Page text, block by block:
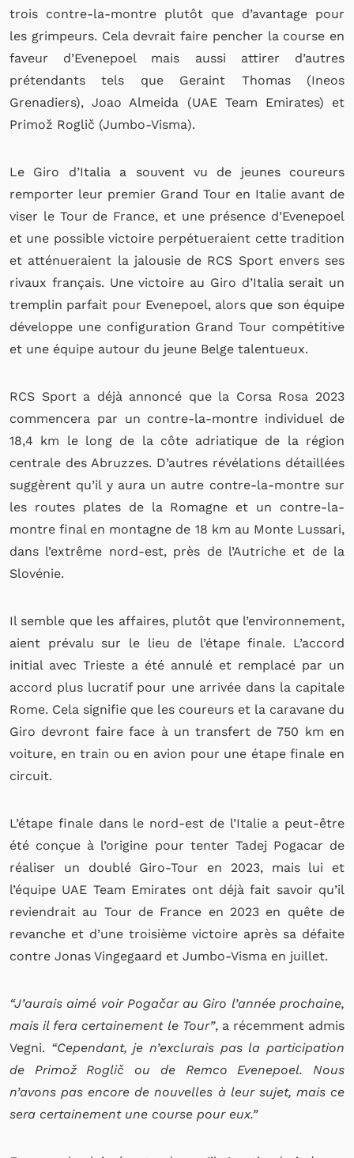
trois contre-la-montre plutôt que d’avantage pour
les grimpeurs. Cela devrait faire pencher la course en
faveur d’Evenepoel mais aussi attirer d’autres
prétendants tels que Geraint Thomas (Ineos
Grenadiers), Joao Almeida (UAE Team Emirates) et
Primož Roglič (Jumbo-Visma).
Le Giro d’Italia a souvent vu de jeunes coureurs
remporter leur premier Grand Tour en Italie avant de
viser le Tour de France, et une présence d’Evenepoel
et une possible victoire perpétueraient cette tradition
et atténueraient la jalousie de RCS Sport envers ses
rivaux français. Une victoire au Giro d’Italia serait un
tremplin parfait pour Evenepoel, alors que son équipe
développe une configuration Grand Tour compétitive
et une équipe autour du jeune Belge talentueux.
RCS Sport a déjà annoncé que la Corsa Rosa 2023
commencera par un contre-la-montre individuel de
18,4 km le long de la côte adriatique de la région
centrale des Abruzzes. D’autres révélations détaillées
suggèrent qu’il y aura un autre contre-la-montre sur
les routes plates de la Romagne et un contre-la-
montre final en montagne de 18 km au Monte Lussari,
dans l’extrême nord-est, près de l’Autriche et de la
Slovénie.
Il semble que les affaires, plutôt que l’environnement,
aient prévalu sur le lieu de l’étape finale. L’accord
initial avec Trieste a été annulé et remplacé par un
accord plus lucratif pour une arrivée dans la capitale
Rome. Cela signifie que les coureurs et la caravane du
Giro devront faire face à un transfert de 750 km en
voiture, en train ou en avion pour une étape finale en
circuit.
L’étape finale dans le nord-est de l’Italie a peut-être
été conçue à l’origine pour tenter Tadej Pogacar de
réaliser un doublé Giro-Tour en 2023, mais lui et
l’équipe UAE Team Emirates ont déjà fait savoir qu’il
reviendrait au Tour de France en 2023 en quête de
revanche et d’une troisième victoire après sa défaite
contre Jonas Vingegaard et Jumbo-Visma en juillet.
“J’aurais aimé voir Pogačar au Giro l’année prochaine,
mais il fera certainement le Tour”, a récemment admis
Vegni. “Cependant, je n’exclurais pas la participation
de Primož Roglič ou de Remco Evenepoel. Nous
n’avons pas encore de nouvelles à leur sujet, mais ce
sera certainement une course pour eux.”